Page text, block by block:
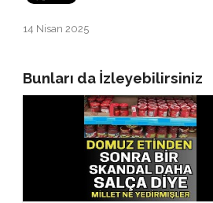
14 Nisan 2025
Bunları da İzleyebilirsiniz